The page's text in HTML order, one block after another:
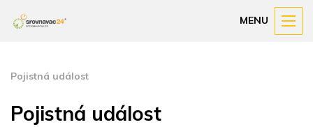
MENU
Pojistná událost
Pojistná událost